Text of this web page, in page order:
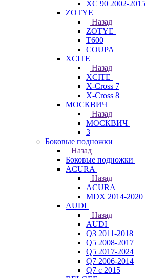
XC 90 2002-2015
ZOTYE
Назад
ZOTYE
T600
COUPA
XCITE
Назад
XCITE
X-Cross 7
X-Cross 8
МОСКВИЧ
Назад
МОСКВИЧ
3
Боковые подножки
Назад
Боковые подножки
ACURA
Назад
ACURA
MDX 2014-2020
AUDI
Назад
AUDI
Q3 2011-2018
Q5 2008-2017
Q5 2017-2024
Q7 2006-2014
Q7 с 2015